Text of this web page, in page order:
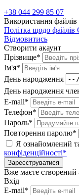
+38 044 299 85 07
Використання
Політка щодо файлів
Відмовитись
Створити акаунт
Прізвище*
Ім'я*
День народження
День народження
E-mail*
Телефон*
Пароль*
Повторення паролю*
Я ознайомлений
конфіденційності*
Зареєструватися
Вже маєте створений
Вхід
E-mail*